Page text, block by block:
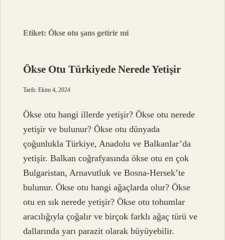
Etiket:Ökse otu şans getirir mi
Ökse Otu Türkiyede Nerede Yetişir
Tarih: Ekim 4, 2024
Ökse otu hangi illerde yetişir? Ökse otu nerede
yetişir ve bulunur? Ökse otu dünyada
çoğunlukla Türkiye, Anadolu ve Balkanlar’da
yetişir. Balkan coğrafyasında ökse otu en çok
Bulgaristan, Arnavutluk ve Bosna-Hersek’te
bulunur. Ökse otu hangi ağaçlarda olur? Ökse
otu en sık nerede yetişir? Ökse otu tohumlar
aracılığıyla çoğalır ve birçok farklı ağaç türü ve
dallarında yarı parazit olarak büyüyebilir.